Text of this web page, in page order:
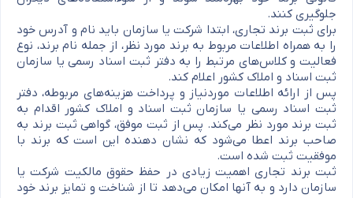
جلوگیری کنند.
برای ثبت برند تجاری، ابتدا شرکت یا سازمان باید نام و آدرس خود
را به همراه اطلاعات مربوط به برند مورد نظر، از جمله نام برند، نوع
فعالیت و کلاس‌های مرتبط را به دفتر ثبت اسناد رسمی یا سازمان
ثبت اسناد و املاک کشور اعلام کند.
پس از ارائه اطلاعات موردنیاز و پرداخت هزینه‌های مربوطه، دفتر
ثبت اسناد رسمی یا سازمان ثبت اسناد و املاک کشور اقدام به
ثبت برند مورد نظر می‌کند. پس از ثبت موفق، گواهی ثبت برند به
صاحب برند اعطا می‌شود که نشان دهنده این است که برند با
موفقیت ثبت شده است.
ثبت برند تجاری اهمیت زیادی در حفظ حقوق مالکیت شرکت یا
سازمان دارد و به آنها امکان می‌دهد تا از شناخت و تمایز برند خود